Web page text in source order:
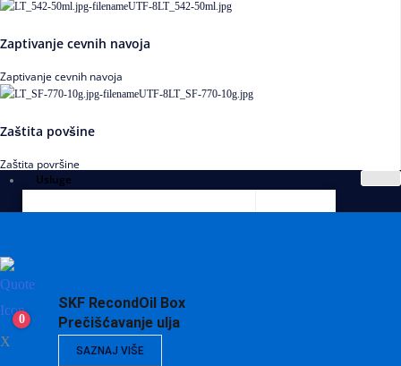
Zaptivanje cevnih navoja
Zaptivanje cevnih navoja
Zaštita povšine
Zaštita površine
Usluge
SKF RecondOil Box
Prečišćavanje ulja
SAZNAJ VIŠE
0
X